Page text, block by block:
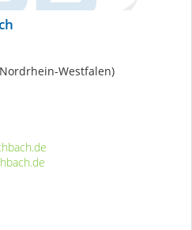
Westfalen)